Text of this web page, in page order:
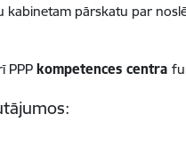
kabinetam pārskatu par
PPP kompetences centra